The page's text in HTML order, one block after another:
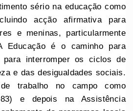
sério na educação como
acção afirmativa para
e meninas, particularmente
Educação é o caminho para
para interromper os ciclos de
e das desigualdades sociais.
trabalho no campo como
e depois na Assistência